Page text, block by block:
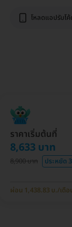
โหลดแอปรับโ
ราคาเริ่มต้นที่
8,633 บาท
8,900 บาท ประหยัด
ผ่อน 1,438.83 บ./เดือ